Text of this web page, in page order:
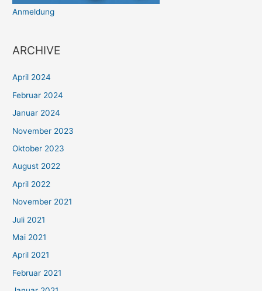
Anmeldung
ARCHIVE
April 2024
Februar 2024
Januar 2024
November 2023
Oktober 2023
August 2022
April 2022
November 2021
Juli 2021
Mai 2021
April 2021
Februar 2021